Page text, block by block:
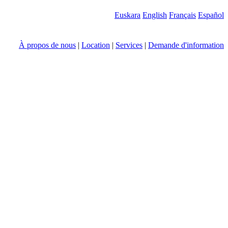
Euskara English Français Español
À propos de nous | Location | Services | Demande d'information